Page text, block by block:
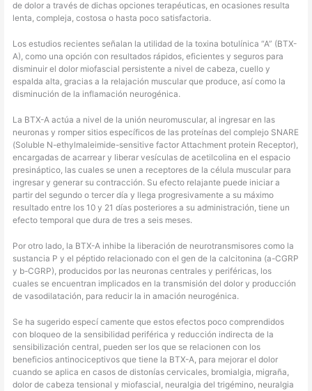
de dolor a través de dichas opciones terapéuticas, en ocasiones resulta
lenta, compleja, costosa o hasta poco satisfactoria.
Los estudios recientes señalan la utilidad de la toxina botulínica “A” (BTX-
A), como una opción con resultados rápidos, eficientes y seguros para
disminuir el dolor miofascial persistente a nivel de cabeza, cuello y
espalda alta, gracias a la relajación muscular que produce, así como la
disminución de la inflamación neurogénica.
La BTX-A actúa a nivel de la unión neuromuscular, al ingresar en las
neuronas y romper sitios específicos de las proteínas del complejo SNARE
(Soluble N-ethylmaleimide-sensitive factor Attachment protein Receptor),
encargadas de acarrear y liberar vesículas de acetilcolina en el espacio
presináptico, las cuales se unen a receptores de la célula muscular para
ingresar y generar su contracción. Su efecto relajante puede iniciar a
partir del segundo o tercer día y llega progresivamente a su máximo
resultado entre los 10 y 21 días posteriores a su administración, tiene un
efecto temporal que dura de tres a seis meses.
Por otro lado, la BTX-A inhibe la liberación de neurotransmisores como la
sustancia P y el péptido relacionado con el gen de la calcitonina (a-CGRP
y b-CGRP), producidos por las neuronas centrales y periféricas, los
cuales se encuentran implicados en la transmisión del dolor y producción
de vasodilatación, para reducir la in amación neurogénica.
Se ha sugerido especí camente que estos efectos poco comprendidos
con bloqueo de la sensibilidad periférica y reducción indirecta de la
sensibilización central, pueden ser los que se relacionen con los
beneficios antinociceptivos que tiene la BTX-A, para mejorar el dolor
cuando se aplica en casos de distonías cervicales, bromialgia, migraña,
dolor de cabeza tensional y miofascial, neuralgia del trigémino, neuralgia